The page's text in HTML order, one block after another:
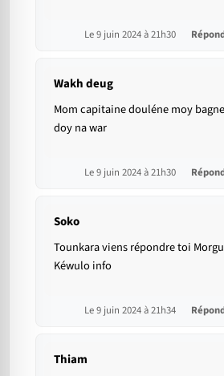
Le 9 juin 2024 à 21h30
Wakh deug
Mom capitaine douléne moy
doy na war
Le 9 juin 2024 à 21h30
Soko
Tounkara viens répondre toi
Kéwulo info
Le 9 juin 2024 à 21h34
Thiam